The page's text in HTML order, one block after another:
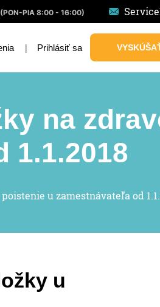
(PON-PIA 8:00 - 16:00)
| Prihlásiť sa
na
1.1.2018
u zamestnávateľa od
u